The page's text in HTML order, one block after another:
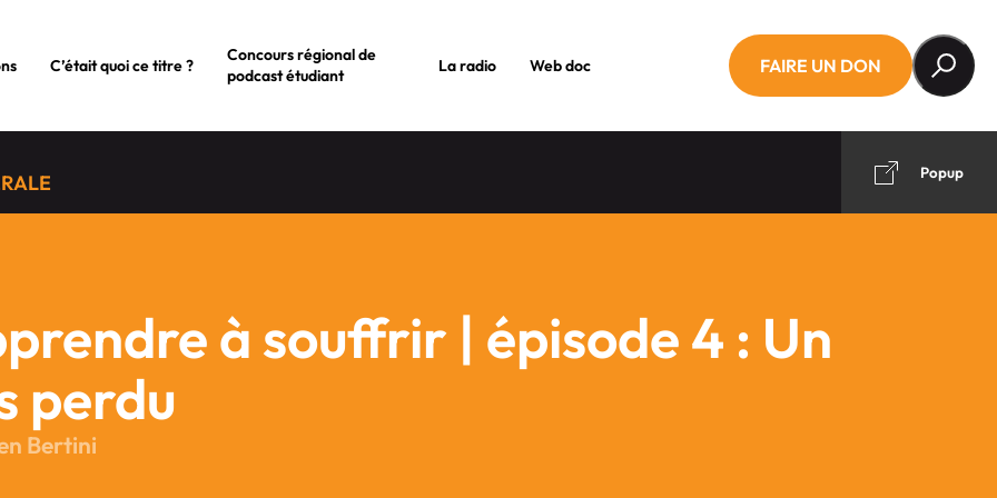
C’était quoi ce titre ?
Concours régional de
podcast étudiant
La radio Web doc FAIRE UN DON
Popup
à souffrir | épisode 4 : Un
perdu
Bertini